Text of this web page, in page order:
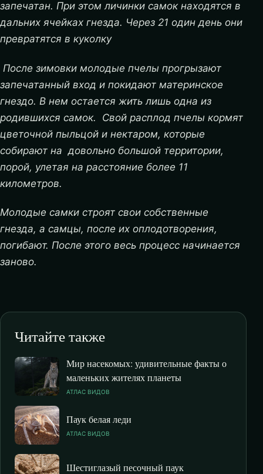
запечатан. При этом личинки самок находятся в
дальних ячейках гнезда. Через 21 один день они
превратятся в куколку
После зимовки молодые пчелы прогрызают
запечатанный вход и покидают материнское
гнездо. В нем остается жить лишь одна из
родившихся самок. Свой расплод пчелы кормят
цветочной пыльцой и нектаром, которые
собирают на довольно большой территории,
порой, улетая на расстояние более 11
километров.
Молодые самки строят свои собственные
гнезда, а самцы, после их оплодотворения,
погибают. После этого весь процесс начинается
заново.
Читайте также
Мир насекомых: удивительные факты о
маленьких жителях планеты
АТЛАС ВИДОВ
Паук белая леди
АТЛАС ВИДОВ
Шестиглазый песочный паук